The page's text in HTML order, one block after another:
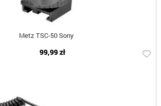
Metz TSC-50 Sony
99,99 zł